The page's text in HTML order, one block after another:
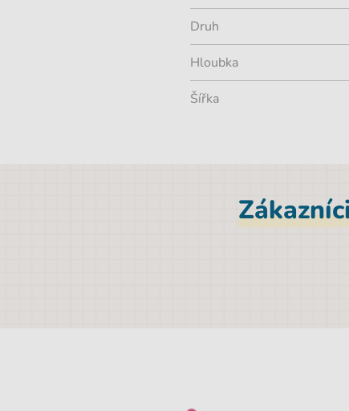
Druh
Hloubka
Šířka